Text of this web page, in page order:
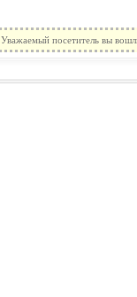
Уважаемый посетитель вы